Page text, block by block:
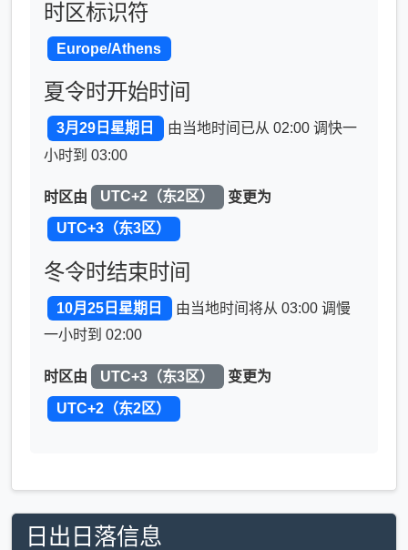
时区标识符
Europe/Athens
夏令时开始时间
3月29日星期日
由当地时间已从 02:00 调快一
小时到 03:00
时区由 UTC+2（东2区） 变更为
UTC+3（东3区）
冬令时结束时间
10月25日星期日
由当地时间将从 03:00 调慢
一小时到 02:00
时区由 UTC+3（东3区） 变更为
UTC+2（东2区）
日出日落信息